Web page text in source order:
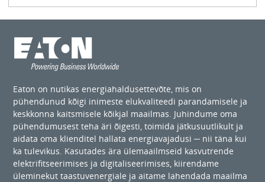
Eaton on nutikas energiahaldusettevõte, mis on
pühendunud kõigi inimeste elukvaliteedi parandamisele ja
keskkonna kaitsmisele kõikjal maailmas. Juhindume oma
pühendumusest teha äri õigesti, toimida jätkusuutlikult ja
aidata oma klienditel hallata energiavajadusi ─ nii täna kui
ka tulevikus. Kasutades ära ülemaailmseid kasvutrende
elektrifitseerimises ja digitaliseerimises, kiirendame
üleminekut taastuvenergiale ja aitame lahendada maailma